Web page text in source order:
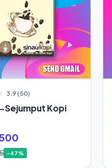
3.9 (50)
Sejumput Kopi
-47%